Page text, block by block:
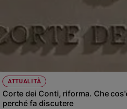
Diversità
inclusione
Cultura
e
spettacoli
ATTUALITÀ
Corte dei Conti, riforma. Che
perché fa discutere